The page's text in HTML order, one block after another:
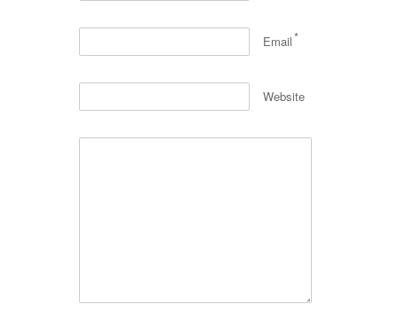
Email*
Website